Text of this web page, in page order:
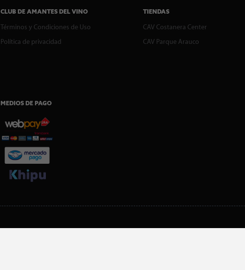
CLUB DE AMANTES DEL VINO
Términos y Condiciones de Uso
Política de privacidad
TIENDAS
CAV Costanera Center
CAV Parque Arauco
MEDIOS DE PAGO